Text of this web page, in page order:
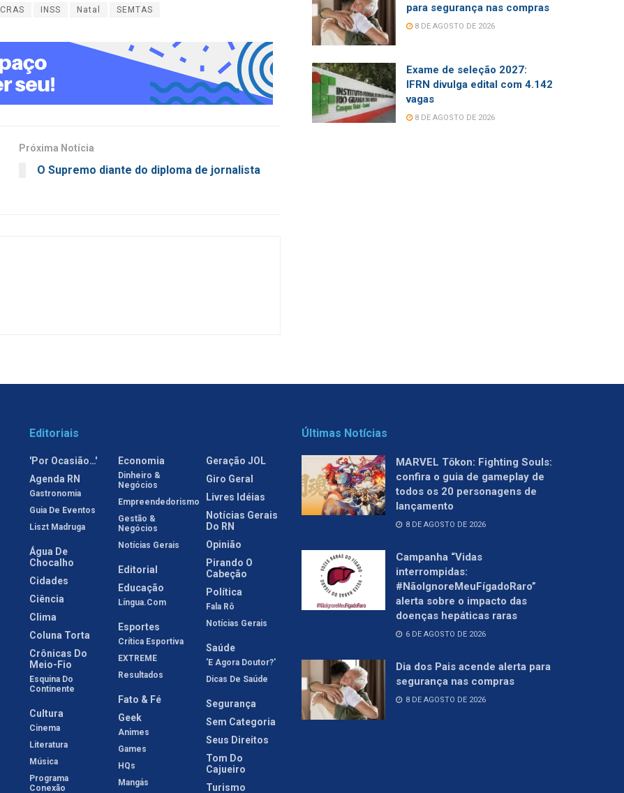
CRAS INSS Natal SEMTAS
Próxima Notícia
O Supremo diante do diploma de jornalista
para segurança nas compras
8 DE AGOSTO DE 2026
Exame de seleção 2027:
IFRN divulga edital com 4.142
vagas
8 DE AGOSTO DE 2026
Editoriais
'Por Ocasião…'
Agenda RN
Gastronomia
Guia De Eventos
Liszt Madruga
Água De
Chocalho
Cidades
Ciência
Clima
Coluna Torta
Crônicas Do
Meio-Fio
Esquina Do
Continente
Cultura
Cinema
Literatura
Música
Programa
Conexão
Economia
Dinheiro &
Negócios
Empreendedorismo
Gestão &
Negócios
Notícias Gerais
Editorial
Educação
Língua.com
Esportes
Crítica Esportiva
EXTREME
Resultados
Fato & Fé
Geek
Animes
Games
HQs
Mangás
Geração JOL
Giro Geral
Livres Idéias
Notícias Gerais
Do RN
Opinião
Pirando O
Cabeção
Política
Fala Rô
Notícias Gerais
Saúde
'E Agora Doutor?'
Dicas De Saúde
Segurança
Sem Categoria
Seus Direitos
Tom Do
Cajueiro
Turismo
Últimas Notícias
MARVEL Tōkon: Fighting Souls:
confira o guia de gameplay de
todos os 20 personagens de
lançamento
8 DE AGOSTO DE 2026
Campanha “Vidas
interrompidas:
#NãoIgnoreMeuFígadoRaro”
alerta sobre o impacto das
doenças hepáticas raras
6 DE AGOSTO DE 2026
Dia dos Pais acende alerta para
segurança nas compras
8 DE AGOSTO DE 2026